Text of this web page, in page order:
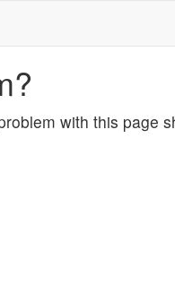
with this page